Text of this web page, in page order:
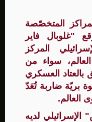
المتخصّصة
"غلوبال فاير
المركز
سواء من
بالعتاد العسكري
بريّة ضاربة تُعَدّ
العالم.
لديه